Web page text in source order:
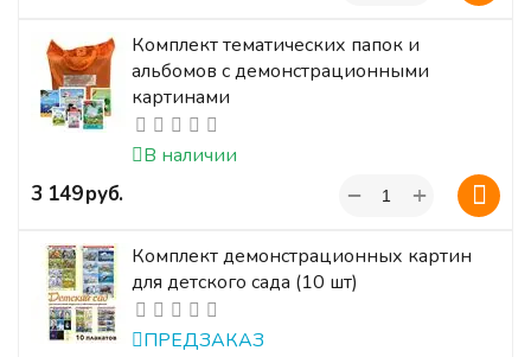
Комплект тематических папок и
альбомов с демонстрационными
картинами
В наличии
‍3 149‍руб. +
−
Комплект демонстрационных картин
для детского сада (10 шт)
ПРЕДЗАКАЗ